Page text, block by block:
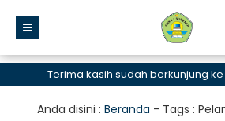
Terima kasih sudah berkunjung ke
Anda disini : Beranda - Tags :